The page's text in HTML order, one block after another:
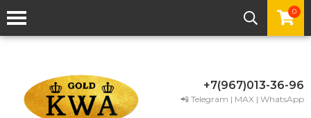
0
+7(967)013-36-96
📲 Telegram | MAX | WhatsApp